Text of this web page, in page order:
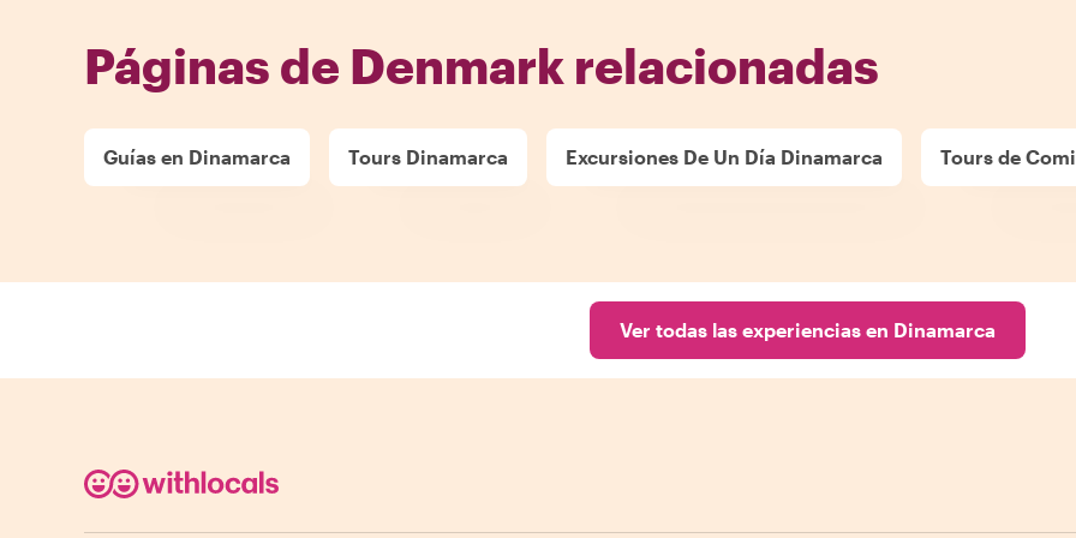
Páginas de Denmark relacionadas
Guías en Dinamarca Tours Dinamarca Excursiones De Un Día Dinamarca Tours de
Ver todas las experiencias en Dinamarca